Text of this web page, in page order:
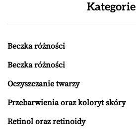
Kategorie
Beczka różności
Beczka różności
Oczyszczanie twarzy
Przebarwienia oraz koloryt skóry
Retinol oraz retinoidy